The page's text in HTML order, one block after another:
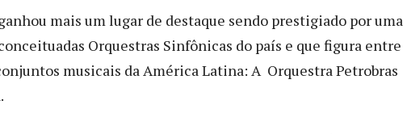
mais um lugar de destaque sendo prestigiado por uma
Orquestras Sinfônicas do país e que figura entre
musicais da América Latina: A Orquestra Petrobras